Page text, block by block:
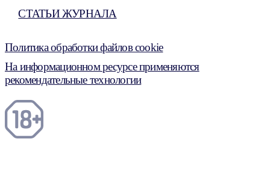
СТАТЬИ ЖУРНАЛА
Политика обработки файлов cookie
На информационном ресурсе применяются
рекомендательные технологии